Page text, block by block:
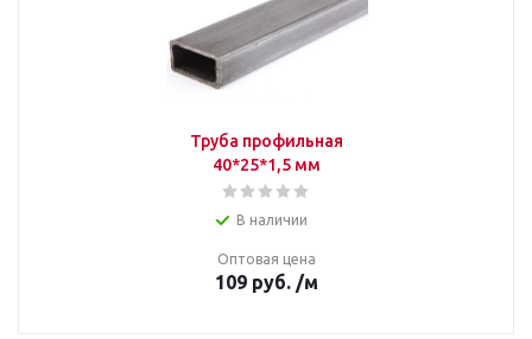
Труба профильная
40*25*1,5 мм
В наличии
Оптовая цена
109 руб. /м